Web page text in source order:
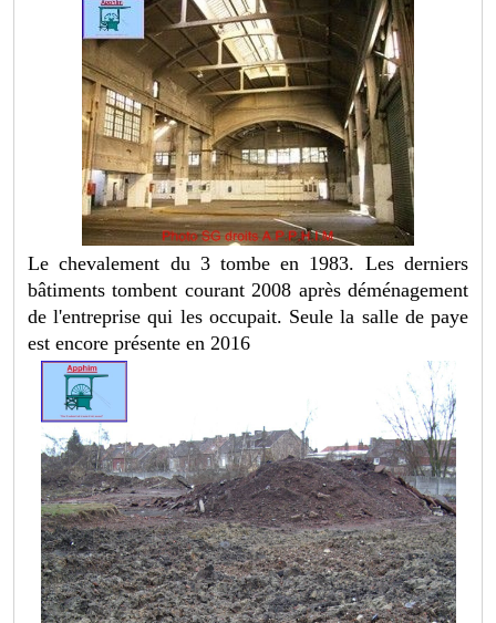
Le chevalement du 3 tombe en 1983. Les derniers
bâtiments tombent courant 2008 après déménagement
de l'entreprise qui les occupait. Seule la salle de paye
est encore présente en 2016